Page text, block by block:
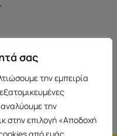
σας
την εμπειρία
την
στην επιλογή «Αποδοχή
Ισόγειο 45444